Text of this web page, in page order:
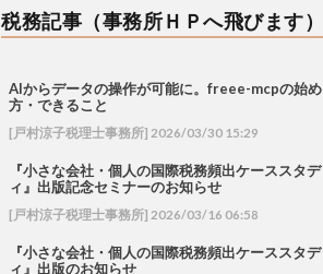
税務記事（事務所ＨＰへ飛びます）
AIからデータの操作が可能に。freee-mcpの始め
方・できること
[戸村涼子税理士事務所] 2026/03/30 15:29
『小さな会社・個人の国際税務頻出ケーススタデ
ィ』出版記念セミナーのお知らせ
[戸村涼子税理士事務所] 2026/03/16 06:58
『小さな会社・個人の国際税務頻出ケーススタデ
ィ』出版のお知らせ